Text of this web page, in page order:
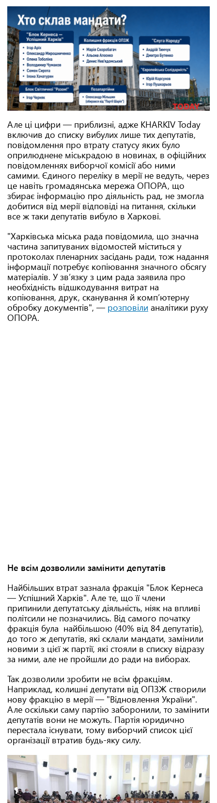
Але ці цифри — приблизні, адже KHARKIV Today
включив до списку вибулих лише тих депутатів,
повідомлення про втрату статусу яких було
оприлюднене міськрадою в новинах, в офіційних
повідомленнях виборчої комісії або ними
самими. Єдиного переліку в мерії не ведуть, через
це навіть громадянська мережа ОПОРА, що
збирає інформацію про діяльність рад, не змогла
добитися від мерії відповіді на питання, скільки
все ж таки депутатів вибуло в Харкові.
"Харківська міська рада повідомила, що значна
частина запитуваних відомостей міститься у
протоколах пленарних засідань ради, тож надання
інформації потребує копіювання значного обсягу
матеріалів. У зв’язку з цим рада заявила про
необхідність відшкодування витрат на
копіювання, друк, сканування й комп’ютерну
обробку документів", — розповіли аналітики руху
ОПОРА.
Не всім дозволили замінити депутатів
Найбільших втрат зазнала фракція "Блок Кернеса
— Успішний Харків". Але те, що її члени
припинили депутатську діяльність, ніяк на впливі
політсили не позначились. Від самого початку
фракція була найбільшою (40% від 84 депутатів),
до того ж депутатів, які склали мандати, замінили
новими з цієї ж партії, які стояли в списку відразу
за ними, але не пройшли до ради на виборах.
Так дозволили зробити не всім фракціям.
Наприклад, колишні депутати від ОПЗЖ створили
нову фракцію в мерії — "Відновлення України".
Але оскільки саму партію заборонили, то замінити
депутатів вони не можуть. Партія юридично
перестала існувати, тому виборчий список цієї
організації втратив будь-яку силу.